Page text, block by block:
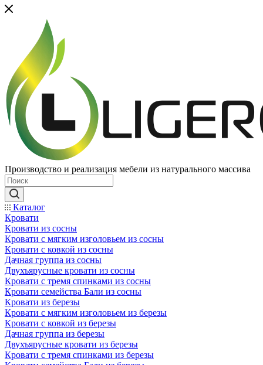
Производство и реализация мебели из натурального массива
Каталог
Кровати
Кровати из сосны
Кровати с мягким изголовьем из сосны
Кровати с ковкой из сосны
Дачная группа из сосны
Двухъярусные кровати из сосны
Кровати с тремя спинками из сосны
Кровати семейства Бали из сосны
Кровати из березы
Кровати с мягким изголовьем из березы
Кровати с ковкой из березы
Дачная группа из березы
Двухъярусные кровати из березы
Кровати с тремя спинками из березы